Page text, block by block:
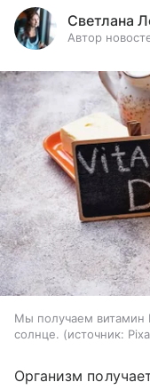
Светлана
Автор
Мы получаем витамин
солнце.
источник:
Организм